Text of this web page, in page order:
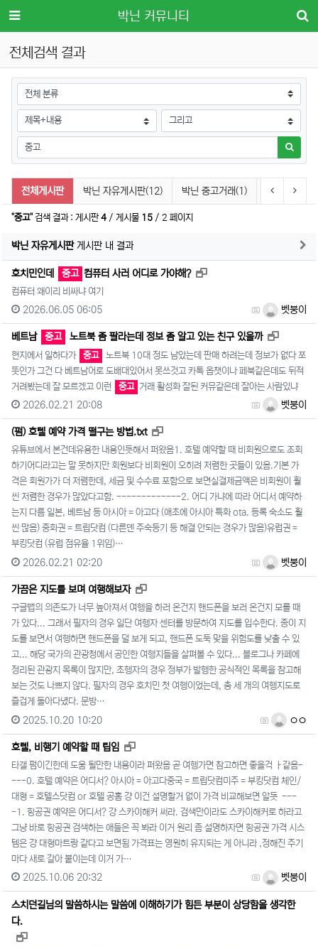
메뉴 박닌 커뮤니티
전체검색 결과
그룹
검색조건 검색방법
검색어
검색하
검색 게시판 목록
전체게시판 박닌 자유게시판(12) 박닌 중고거래(1) 박닌 생활/
이전 게시판
다음
"중고" 검색 결과 : 게시판4 / 게시물 15 / 2 페이지
박닌 자유게시판게시판 내 결과 게
호치민인데 중고 컴퓨터 사러 어디로 가야해? 새창으로 보기
컴퓨터 왜이리 비싸냐 여기
벳붕이
2026.06.05 06:05
베트남 중고 노트북 좀 팔라는데 정보 좀 알고 있는 친구 있을까 새창으로
현지에서 일하다가 중고
노트북 10대 정도 남았는데 판매 하려는데 정보가 없다 쪼
똣인가 그건 다 베트남어로 도배대있어서 못쓰것고 카톡 옵챗이나 페북같은데도 뒤적
거려봤는데 잘 모르겠고 이런
중고 거래 활성화 잘된 커뮤같은데 잘아는 사람있냐
벳붕이
2026.02.21 20:08
(펌) 호텔 예약 가격 떨구는 방법.txt 새창으로 보기
유튜브에서 본건데유용한 내용인듯해서 퍼왔음1. 호텔 예약할 때 비회원으로도 조회
하기어디라고는 말 못하지만 회원보다 비회원이 오히려 저렴한 곳들이 있음.기본 가
격은 회원가가 더 저렴한데, 세금 및 수수료 포함으로 보면실결제금액은 비회원이 훨
씬 저렴한 경우가 많았다고함. -------------2. 어디 가냐에 따라 어디서 예약하
는지 다름 일본, 베트남 등 아시아 = 아고다 (애초에 아시아 특화 ota. 등록 숙소도 훨
씬 많음) 중화권 = 트립닷컴 (다른덴 주숙등기 등 해결 안되는 경우가 많음)유럽권 =
부킹닷컴 (유럽 점유율 1위임)…
벳붕이
2026.02.21 02:20
가끔은 지도를 보며 여행해보자 새창으로 보기
구글맵의 의존도가 너무 높아져서 여행을 하러 온건지 핸드폰을 보러 온건지 모를 때
가 있다... 그래서 필자의 경우 일단 여행자 센터를 방문하여 지도를 입수한다. 종이 지
도를 보면서 여행하면 핸드폰을 덜 보게 되고, 핸드폰 도둑 맞을 위험도를 낮출 수 있
고... 해당 국가의 관광청에서 공인한 여행지들을 살펴볼 수 있다... 블로그나 카페에
정리된 관광지 목록이 많지만, 초행자의 경우 정부가 발행한 공식적인 목록을 참고해
보는 것도 나쁘지 않다. 필자의 경우 호치민 첫 여행이었는데, 총 세 개의 여행지도로
즐겁게 돌아다녔다. 문방…
ㅇㅇ
2025.10.20 10:20
호텔, 비행기 예약할 때 팁임 새창으로 보기
타갤 펌이긴한데 도움 될만한 내용이라 퍼왔음 곧 여행가면 참고하면 좋을걱 ㅏ같음-
---0. 호텔 예약은 어디서? 아시아 = 아고다중국 = 트립닷컴미주 = 부킹닷컴 체인/
대형 = 호텔스닷컴 or 호텔 공홈 걍 이건 설명할거 없이 가격 비교해보면 알듯 ---
-1. 항공권 예약은 어디서? 걍 스카이해커 써라. 검색만이라도 스카이해커로 하라고
그냥 바로 항공권 검색하는 애들은 꼭 봐라 이거 원리 좀 설명하자면 항공권 가격 시스
템은 걍 대형마트랑 같다고 보면됨 가격표는 영원히 유지되는 게 아니라 ,정해진 주기
마다 새로 갈아 붙이는데 이거 가…
벳붕이
2025.10.06 20:32
스치던길님의 말씀하시는 말씀에 이해하기가 힘든 부분이 상당함을 생각한
다.
새창으로 보기